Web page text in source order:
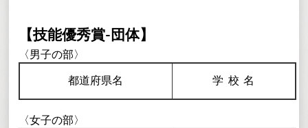
【技能優秀賞-団体】
〈男子の部〉
都道府県名 学校名
〈女子の部〉